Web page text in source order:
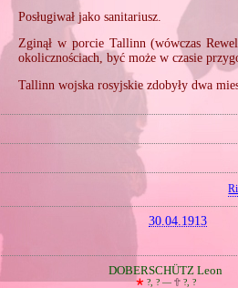
Posługiwał jako sanitariusz.
Zginął w porcie Tallinn (wówczas
okolicznościach, być może w czasie
Tallinn wojska rosyjskie zdobyły dwa
30.04.1913
DOBERSCHÜTZ Leon
🞲 ?, ? — 🕆?, ?